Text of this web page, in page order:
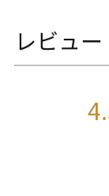
レビュー